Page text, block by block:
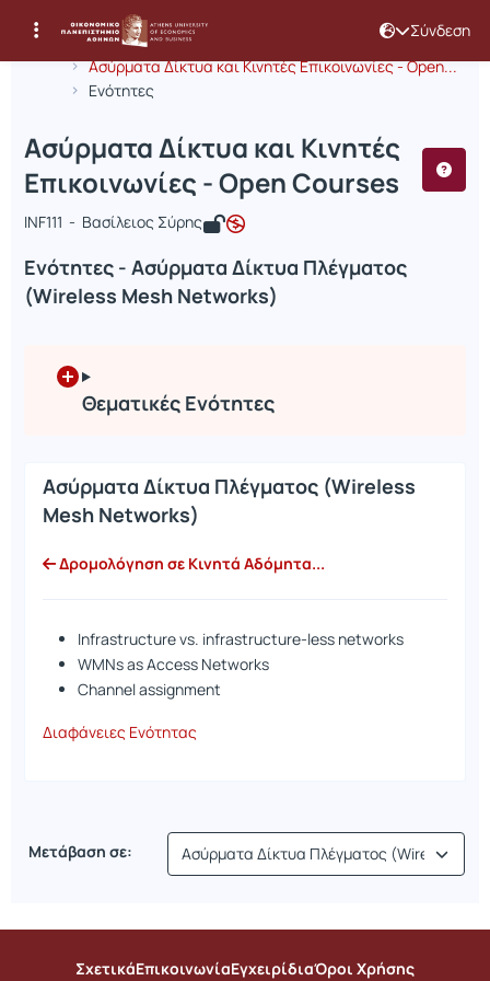
Σύνδεση
Αρχική Σελίδα
Ασύρματα Δίκτυα και Κινητές Επικοινωνίες - Open...
Ενότητες
Μάθημα : Ασύρματα Δίκτυα και
Κωδικός : INF368
Ασύρματα Δίκτυα και Κινητές
Επικοινωνίες - Open Courses
INF111 - Βασίλειος Σύρης
Ενότητες - Ασύρματα Δίκτυα Πλέγματος
(Wireless Mesh Networks)
Θεματικές Ενότητες
Ασύρματα Δίκτυα Πλέγματος (Wireless
Mesh Networks)
Δρομολόγηση σε Κινητά Αδόμητα...
Infrastructure vs. infrastructure-less networks
WMNs as Access Networks
Channel assignment
Διαφάνειες Ενότητας
Μετάβαση σε:
ΣχετικάΕπικοινωνίαΕγχειρίδιαΌροι Χρήσης